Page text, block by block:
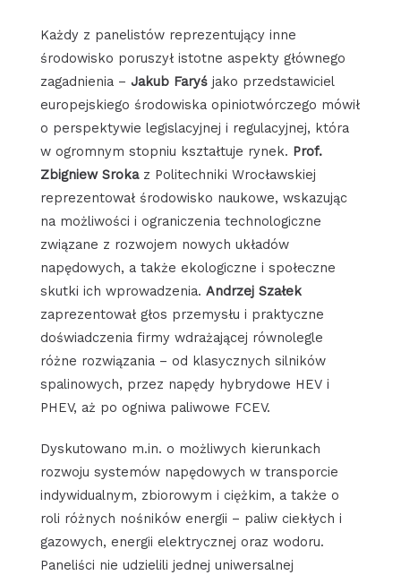
Każdy z panelistów reprezentujący inne
środowisko poruszył istotne aspekty głównego
zagadnienia – Jakub Faryśjako przedstawiciel
europejskiego środowiska opiniotwórczego mówił
o perspektywie legislacyjnej i regulacyjnej, która
w ogromnym stopniu kształtuje rynek. Prof.
Zbigniew Srokaz Politechniki Wrocławskiej
reprezentował środowisko naukowe, wskazując
na możliwości i ograniczenia technologiczne
związane z rozwojem nowych układów
napędowych, a także ekologiczne i społeczne
skutki ich wprowadzenia. Andrzej Szałek
zaprezentował głos przemysłu i praktyczne
doświadczenia firmy wdrażającej równolegle
różne rozwiązania – od klasycznych silników
spalinowych, przez napędy hybrydowe HEV i
PHEV, aż po ogniwa paliwowe FCEV.
Dyskutowano m.in. o możliwych kierunkach
rozwoju systemów napędowych w transporcie
indywidualnym, zbiorowym i ciężkim, a także o
roli różnych nośników energii – paliw ciekłych i
gazowych, energii elektrycznej oraz wodoru.
Paneliści nie udzielili jednej uniwersalnej